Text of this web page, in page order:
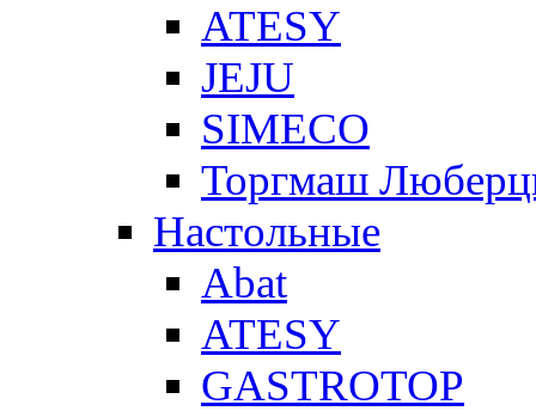
ATESY
JEJU
SIMECO
Торгмаш
Настольные
Abat
ATESY
GASTROTOP